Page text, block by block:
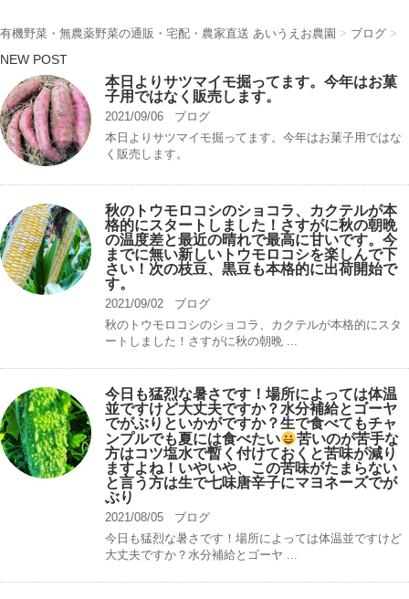
有機野菜・無農薬野菜の通販・宅配・農家直送 あいうえお農園 > ブログ >
NEW POST
本日よりサツマイモ掘ってます。今年はお菓
子用ではなく販売します。
2021/09/06
ブログ
本日よりサツマイモ掘ってます。今年はお菓子用ではな
く販売します。
秋のトウモロコシのショコラ、カクテルが本
格的にスタートしました！さすがに秋の朝晩
の温度差と最近の晴れで最高に甘いです。今
までに無い新しいトウモロコシを楽しんで下
さい！次の枝豆、黒豆も本格的に出荷開始で
す。
2021/09/02
ブログ
秋のトウモロコシのショコラ、カクテルが本格的にスタ
ートしました！さすがに秋の朝晩 ...
今日も猛烈な暑さです！場所によっては体温
並ですけど大丈夫ですか？水分補給とゴーヤ
でがぶりといかがですか？生で食べてもチャ
ンプルでも夏には食べたい
苦いのが苦手な
方はコツ塩水で暫く付けておくと苦味が減り
ますよね！いやいや、この苦味がたまらない
と言う方は生で七味唐辛子にマヨネーズでが
ぶり
2021/08/05
ブログ
今日も猛烈な暑さです！場所によっては体温並ですけど
大丈夫ですか？水分補給とゴーヤ ...